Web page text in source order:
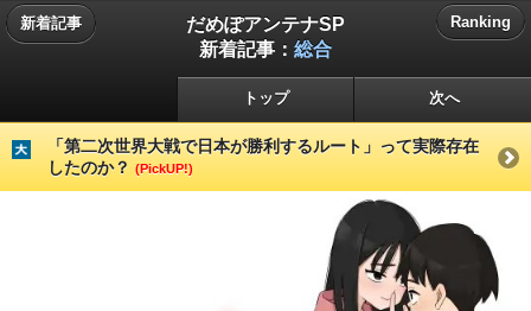
新着記事
だめぽアンテナSP
新着記事： 総合
Ranking
トップ 次へ
「第二次世界大戦で日本が勝利するルート」って実際存在
したのか？ (PickUP!)